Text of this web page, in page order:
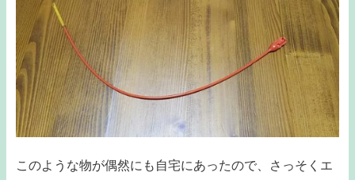
このような物が偶然にも自宅にあったので、さっそくエ